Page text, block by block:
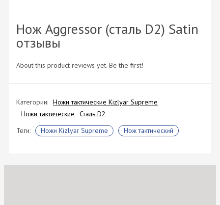
Нож Aggressor (сталь D2) Satin
отзывы
About this product reviews yet. Be the first!
Категории: Ножи тактические Kizlyar Supreme
Ножи тактические
Сталь D2
Теги:
Ножи Kizlyar Supreme Нож тактический